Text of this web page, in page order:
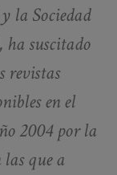
la Sociedad
suscitado
revistas
en el
2004 por la
las que a